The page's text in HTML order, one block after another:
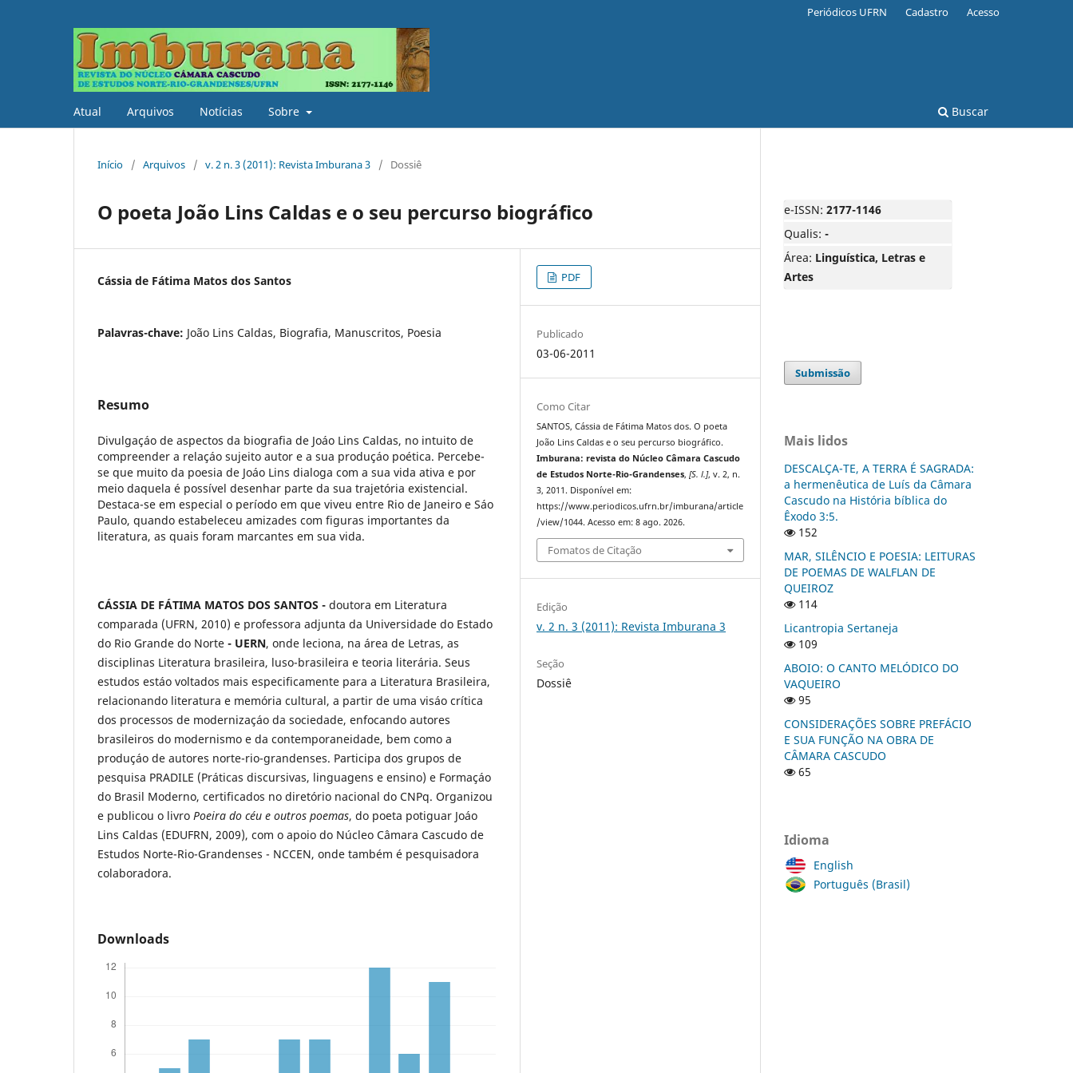
Atual Arquivos Notícias Sobre Buscar
Periódicos UFRN Cadastro Acesso
Início / Arquivos / v. 2 n. 3 (2011): Revista Imburana 3 / Dossiê
O poeta João Lins Caldas e o seu percurso biográfico
Cássia de Fátima Matos dos Santos
Palavras-chave: João Lins Caldas, Biografia, Manuscritos, Poesia
Resumo
Divulgaçáo de aspectos da biografia de Joáo Lins Caldas, no intuito de
compreender a relaçáo sujeito autor e a sua produçáo poética. Percebe-
se que muito da poesia de Joáo Lins dialoga com a sua vida ativa e por
meio daquela é possível desenhar parte da sua trajetória existencial.
Destaca-se em especial o período em que viveu entre Rio de Janeiro e Sáo
Paulo, quando estabeleceu amizades com figuras importantes da
literatura, as quais foram marcantes em sua vida.
CÁSSIA DE FÁTIMA MATOS DOS SANTOS - doutora em Literatura
comparada (UFRN, 2010) e professora adjunta da Universidade do Estado
do Rio Grande do Norte - UERN, onde leciona, na área de Letras, as
disciplinas Literatura brasileira, luso-brasileira e teoria literária. Seus
estudos estáo voltados mais especificamente para a Literatura Brasileira,
relacionando literatura e memória cultural, a partir de uma visáo crítica
dos processos de modernizaçáo da sociedade, enfocando autores
brasileiros do modernismo e da contemporaneidade, bem como a
produçáo de autores norte-rio-grandenses. Participa dos grupos de
pesquisa PRADILE (Práticas discursivas, linguagens e ensino) e Formaçáo
do Brasil Moderno, certificados no diretório nacional do CNPq. Organizou
e publicou o livro Poeira do céu e outros poemas, do poeta potiguar Joáo
Lins Caldas (EDUFRN, 2009), com o apoio do Núcleo Câmara Cascudo de
Estudos Norte-Rio-Grandenses - NCCEN, onde também é pesquisadora
colaboradora.
Downloads
PDF
Publicado
03-06-2011
Como Citar
SANTOS, Cássia de Fátima Matos dos. O poeta
João Lins Caldas e o seu percurso biográfico.
Imburana: revista do Núcleo Câmara Cascudo
de Estudos Norte-Rio-Grandenses,[S. l.], v. 2, n.
3, 2011. Disponível em:
https://www.periodicos.ufrn.br/imburana/article
/view/1044. Acesso em: 8 ago. 2026.
Fomatos de Citação
Edição
v. 2 n. 3 (2011): Revista Imburana 3
Seção
Dossiê
e-ISSN: 2177-1146
Qualis: -
Área: Linguística, Letras e
Artes
Submissão
Mais lidos
DESCALÇA-TE, A TERRA É SAGRADA:
a hermenêutica de Luís da Câmara
Cascudo na História bíblica do
Êxodo 3:5.
152
MAR, SILÊNCIO E POESIA: LEITURAS
DE POEMAS DE WALFLAN DE
QUEIROZ
114
Licantropia Sertaneja
109
ABOIO: O CANTO MELÓDICO DO
VAQUEIRO
95
CONSIDERAÇÕES SOBRE PREFÁCIO
E SUA FUNÇÃO NA OBRA DE
CÂMARA CASCUDO
65
Idioma
English
Português (Brasil)